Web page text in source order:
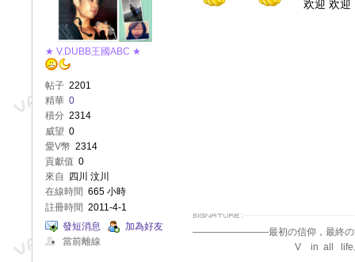
★ V.DUBB王國ABC ★
帖子 2201
精華 0
積分 2314
威望 0
愛V幣 2314
貢獻值 0
來自
四川 汶川
在線時間 665 小時
註冊時間 2011-4-1
發短消息
加為好友
當前離線
欢迎 欢迎
————————最初の信仰，最終の
V in all life